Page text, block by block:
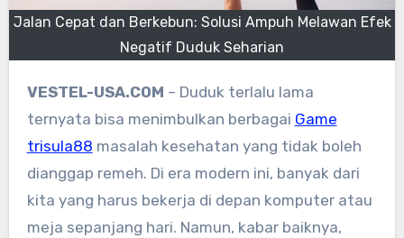
Jalan Cepat dan Berkebun: Solusi Ampuh Melawan Efek
Negatif Duduk Seharian
VESTEL-USA.COM – Duduk terlalu lama
ternyata bisa menimbulkan berbagai Game
trisula88 masalah kesehatan yang tidak boleh
dianggap remeh. Di era modern ini, banyak dari
kita yang harus bekerja di depan komputer atau
meja sepanjang hari. Namun, kabar baiknya,